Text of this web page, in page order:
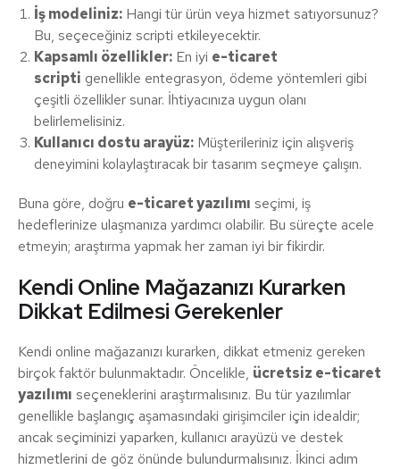
İş modeliniz: Hangi tür ürün veya hizmet satıyorsunuz?
Bu, seçeceğiniz scripti etkileyecektir.
Kapsamlı özellikler: En iyi e-ticaret
scripti genellikle entegrasyon, ödeme yöntemleri gibi
çeşitli özellikler sunar. İhtiyacınıza uygun olanı
belirlemelisiniz.
Kullanıcı dostu arayüz: Müşterileriniz için alışveriş
deneyimini kolaylaştıracak bir tasarım seçmeye çalışın.
Buna göre, doğru e-ticaret yazılımı seçimi, iş
hedeflerinize ulaşmanıza yardımcı olabilir. Bu süreçte acele
etmeyin; araştırma yapmak her zaman iyi bir fikirdir.
Kendi Online Mağazanızı Kurarken
Dikkat Edilmesi Gerekenler
Kendi online mağazanızı kurarken, dikkat etmeniz gereken
birçok faktör bulunmaktadır. Öncelikle, ücretsiz e-ticaret
yazılımı seçeneklerini araştırmalısınız. Bu tür yazılımlar
genellikle başlangıç aşamasındaki girişimciler için idealdir;
ancak seçiminizi yaparken, kullanıcı arayüzü ve destek
hizmetlerini de göz önünde bulundurmalısınız. İkinci adım